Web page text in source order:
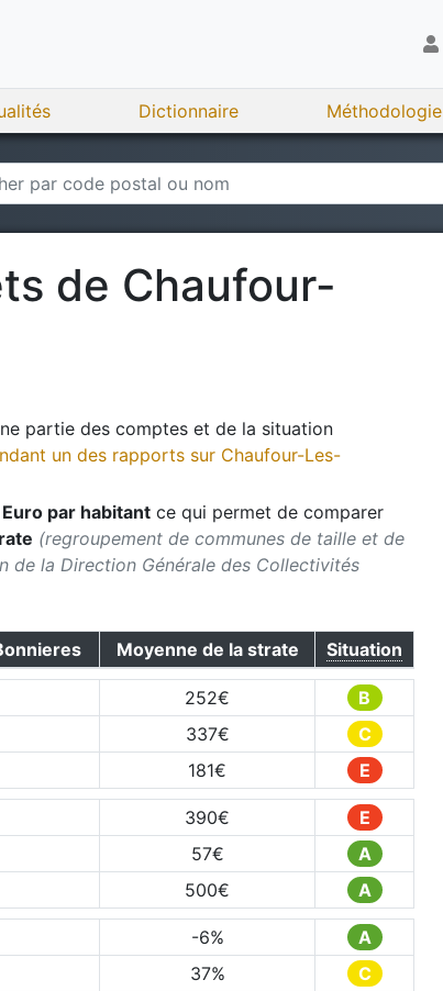
Dictionnaire Méthodologie
de Chaufour-
partie des comptes et de la situation
un des rapports sur Chaufour-Les-
par habitant ce qui permet de comparer
(regroupement de communes de taille et de
de la Direction Générale des Collectivités
Moyenne de la strate Situation
252€
B
337€
C
181€ E
390€
E
57€
A
500€ A
-6%
A
37%
C